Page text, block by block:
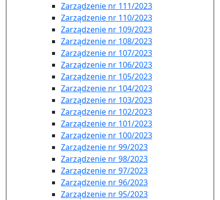
Zarządzenie nr 111/2023
Zarządzenie nr 110/2023
Zarządzenie nr 109/2023
Zarządzenie nr 108/2023
Zarządzenie nr 107/2023
Zarządzenie nr 106/2023
Zarządzenie nr 105/2023
Zarządzenie nr 104/2023
Zarządzenie nr 103/2023
Zarządzenie nr 102/2023
Zarządzenie nr 101/2023
Zarządzenie nr 100/2023
Zarządzenie nr 99/2023
Zarządzenie nr 98/2023
Zarządzenie nr 97/2023
Zarządzenie nr 96/2023
Zarządzenie nr 95/2023